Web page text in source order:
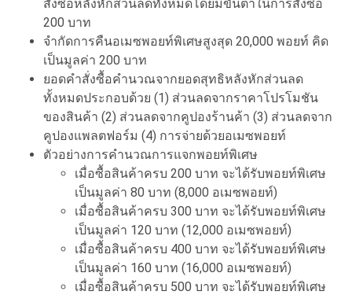
สั่งซื้อหลังหักส่วนลดทั้งหมดโดยมีขั้นต่ำในการสั่งซื้อ
200 บาท
จำกัดการคืนอเมซพอยท์พิเศษสูงสุด 20,000 พอยท์ คิด
เป็นมูลค่า 200 บาท
ยอดคำสั่งซื้อคำนวณจากยอดสุทธิหลังหักส่วนลด
ทั้งหมดประกอบด้วย (1) ส่วนลดจากราคาโปรโมชัน
ของสินค้า (2) ส่วนลดจากคูปองร้านค้า (3) ส่วนลดจาก
คูปองแพลตฟอร์ม (4) การจ่ายด้วยอเมซพอยท์
ตัวอย่างการคำนวณการแจกพอยท์พิเศษ
เมื่อซื้อสินค้าครบ 200 บาท จะได้รับพอยท์พิเศษ
เป็นมูลค่า 80 บาท (8,000 อเมซพอยท์)
เมื่อซื้อสินค้าครบ 300 บาท จะได้รับพอยท์พิเศษ
เป็นมูลค่า 120 บาท (12,000 อเมซพอยท์)
เมื่อซื้อสินค้าครบ 400 บาท จะได้รับพอยท์พิเศษ
เป็นมูลค่า 160 บาท (16,000 อเมซพอยท์)
เมื่อซื้อสินค้าครบ 500 บาท จะได้รับพอยท์พิเศษ